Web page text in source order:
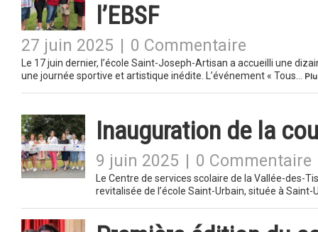
l’EBSF
27 juin 2025 0 Commentaire
Le 17 juin dernier, l’école Saint-Joseph-Artisan a accueilli une
une journée sportive et artistique inédite. L’événement « Tous…
Inauguration de la
9 juin 2025 0 Commentaire
Le Centre de services scolaire de la Vallée-des-
revitalisée de l’école Saint-Urbain, située à